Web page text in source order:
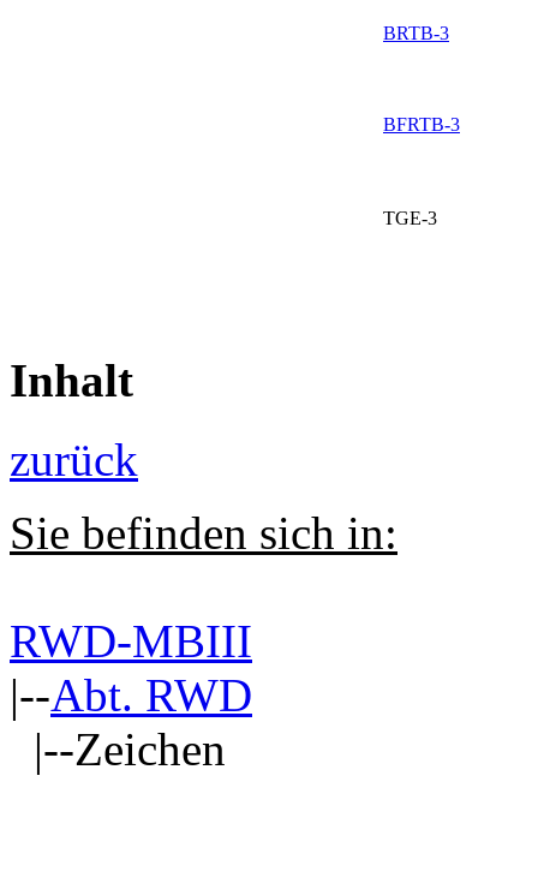
BRTB-3
BFRTB-3
TGE-3
Inhalt
zurück
Sie befinden sich in:
RWD-MBIII
|--Abt. RWD
|--Zeichen